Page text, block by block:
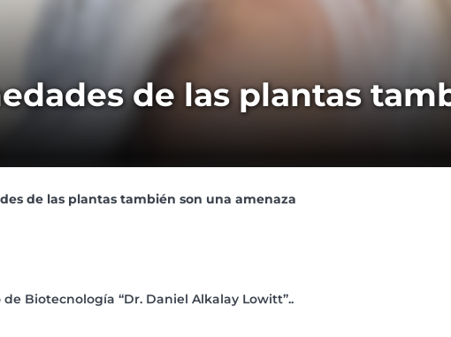
de las plantas
de las plantas también son una amenaza
Biotecnología “Dr. Daniel Alkalay Lowitt”..